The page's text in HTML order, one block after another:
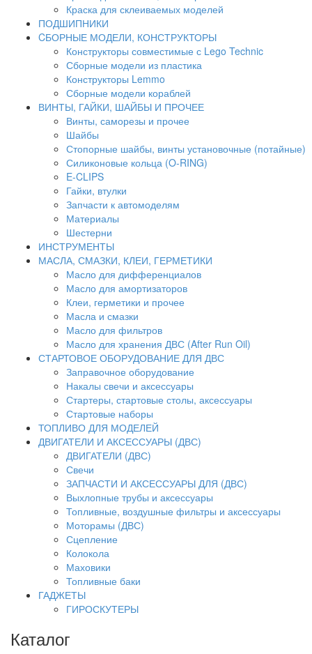
Краска для склеиваемых моделей
ПОДШИПНИКИ
CБОРНЫЕ МОДЕЛИ, КОНСТРУКТОРЫ
Конструкторы совместимые с Lego Technic
Сборные модели из пластика
Конструкторы Lemmo
Сборные модели кораблей
ВИНТЫ, ГАЙКИ, ШАЙБЫ И ПРОЧЕЕ
Винты, саморезы и прочее
Шайбы
Стопорные шайбы, винты установочные (потайные)
Силиконовые кольца (O-RING)
E-CLIPS
Гайки, втулки
Запчасти к автомоделям
Материалы
Шестерни
ИНСТРУМЕНТЫ
МАСЛА, СМАЗКИ, КЛЕИ, ГЕРМЕТИКИ
Масло для дифференциалов
Масло для амортизаторов
Клеи, герметики и прочее
Масла и смазки
Масло для фильтров
Масло для хранения ДВС (After Run Oil)
СТАРТОВОЕ ОБОРУДОВАНИЕ ДЛЯ ДВС
Заправочное оборудование
Накалы свечи и аксессуары
Стартеры, стартовые столы, аксессуары
Стартовые наборы
ТОПЛИВО ДЛЯ МОДЕЛЕЙ
ДВИГАТЕЛИ И АКСЕССУАРЫ (ДВС)
ДВИГАТЕЛИ (ДВС)
Свечи
ЗАПЧАСТИ И АКСЕССУАРЫ ДЛЯ (ДВС)
Выхлопные трубы и аксессуары
Топливные, воздушные фильтры и аксессуары
Моторамы (ДВС)
Сцепление
Колокола
Маховики
Топливные баки
ГАДЖЕТЫ
ГИРОСКУТЕРЫ
Каталог